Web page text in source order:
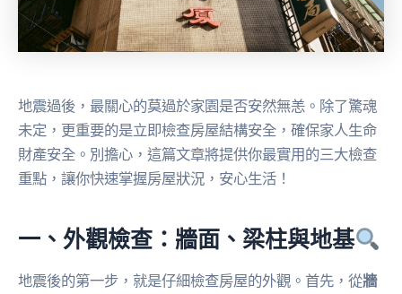
地震過後，最關心的莫過於家園是否安然無恙。除了驚魂
未定，更重要的是立即檢查房屋結構安全，確保家人生命
財產安全。別擔心，這篇文章將提供你最實用的三大檢查
重點，讓你快速掌握房屋狀況，安心生活！
一、外觀檢查：牆面、梁柱與地基
地震後的第一步，就是仔細檢查房屋的外觀。首先，從牆